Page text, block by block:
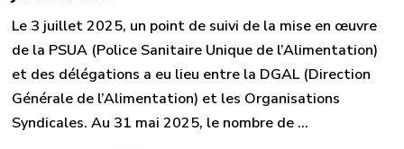
Le 3 juillet 2025, un point de suivi de la mise en œuvre
de la PSUA (Police Sanitaire Unique de l’Alimentation)
et des délégations a eu lieu entre la DGAL (Direction
Générale de l’Alimentation) et les Organisations
Syndicales. Au 31 mai 2025, le nombre de …